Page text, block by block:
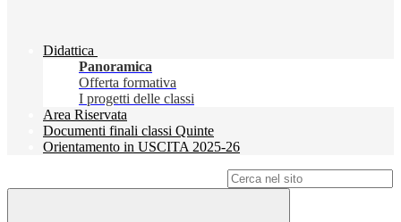
Didattica
Panoramica
Offerta formativa
I progetti delle classi
Area Riservata
Documenti finali classi Quinte
Orientamento in USCITA 2025-26